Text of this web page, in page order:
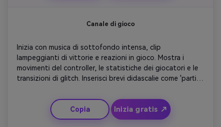
Canale di gioco
Inizia con musica di sottofondo intensa, clip
lampeggianti di vittorie e reazioni in gioco. Mostra i
movimenti del controller, le statistiche dei giocatori e le
transizioni di glitch. Inserisci brevi didascalie come 'partite
comici per personalizzare il tono. Concludi con il tuo
gamer tag che esplode sullo schermo con un suono di
potenza per un effetto drammatico.
Copia Inizia gratis ↗